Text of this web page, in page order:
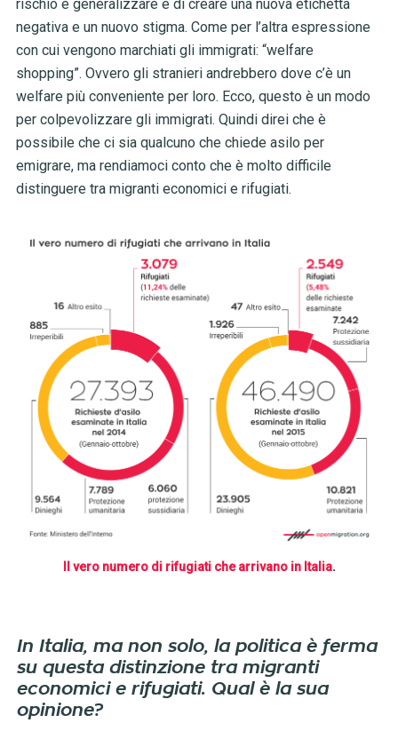
rischio è generalizzare e di creare una nuova etichetta
negativa e un nuovo stigma. Come per l’altra espressione
con cui vengono marchiati gli immigrati: “welfare
shopping”. Ovvero gli stranieri andrebbero dove c’è un
welfare più conveniente per loro. Ecco, questo è un modo
per colpevolizzare gli immigrati. Quindi direi che è
possibile che ci sia qualcuno che chiede asilo per
emigrare, ma rendiamoci conto che è molto difficile
distinguere tra migranti economici e rifugiati.
Il vero numero di rifugiati che arrivano in Italia.
In Italia, ma non solo, la politica è ferma
su questa distinzione tra migranti
economici e rifugiati. Qual è la sua
opinione?